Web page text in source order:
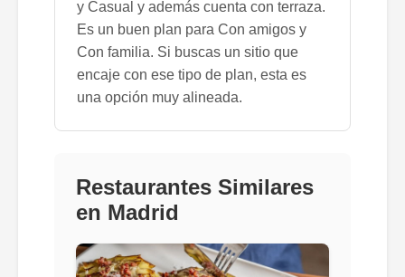
y Casual y además cuenta con terraza.
Es un buen plan para Con amigos y
Con familia. Si buscas un sitio que
encaje con ese tipo de plan, esta es
una opción muy alineada.
Restaurantes Similares
en Madrid